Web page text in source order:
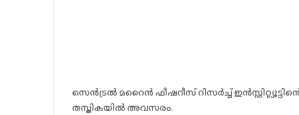
സെൻട്രൽ മറൈൻ ഫീഷറീസ് റിസർച്ച്
തസ്തികയിൽ അവസരം.